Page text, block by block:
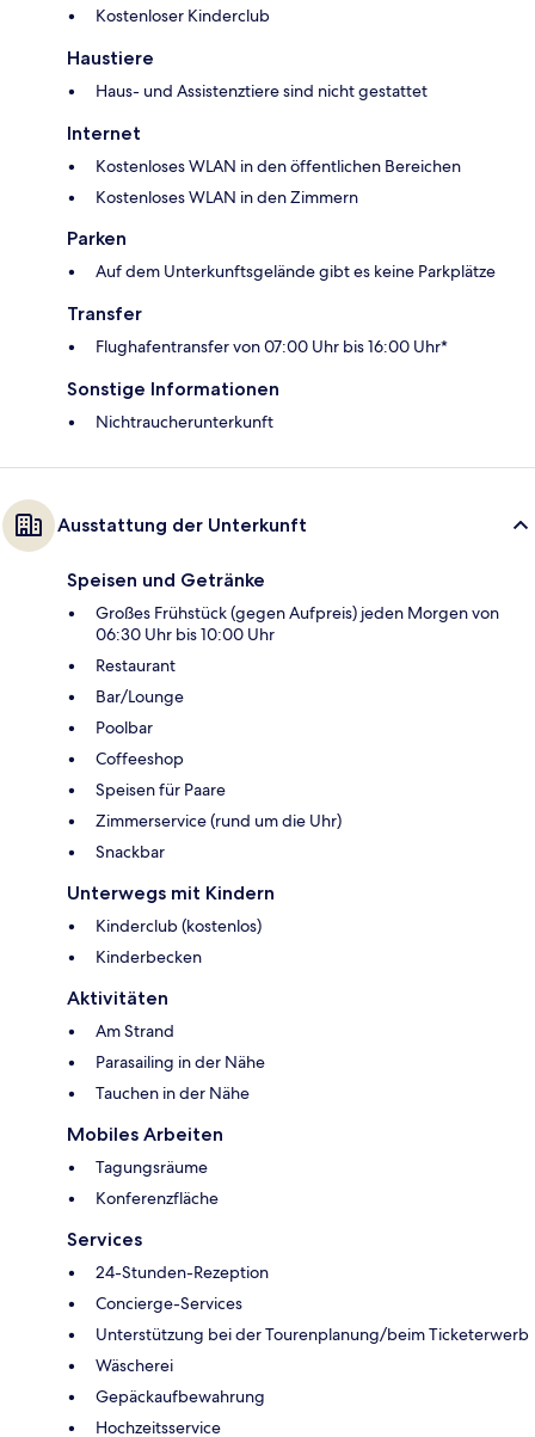
Kostenloser Kinderclub
Haustiere
Haus- und Assistenztiere sind nicht gestattet
Internet
Kostenloses WLAN in den öffentlichen Bereichen
Kostenloses WLAN in den Zimmern
Parken
Auf dem Unterkunftsgelände gibt es keine Parkplätze
Transfer
Flughafentransfer von 07:00 Uhr bis 16:00 Uhr*
Sonstige Informationen
Nichtraucherunterkunft
Ausstattung der Unterkunft
Speisen und Getränke
Großes Frühstück (gegen Aufpreis) jeden Morgen von
06:30 Uhr bis 10:00 Uhr
Restaurant
Bar/Lounge
Poolbar
Coffeeshop
Speisen für Paare
Zimmerservice (rund um die Uhr)
Snackbar
Unterwegs mit Kindern
Kinderclub (kostenlos)
Kinderbecken
Aktivitäten
Am Strand
Parasailing in der Nähe
Tauchen in der Nähe
Mobiles Arbeiten
Tagungsräume
Konferenzfläche
Services
24-Stunden-Rezeption
Concierge-Services
Unterstützung bei der Tourenplanung/beim Ticketerwerb
Wäscherei
Gepäckaufbewahrung
Hochzeitsservice